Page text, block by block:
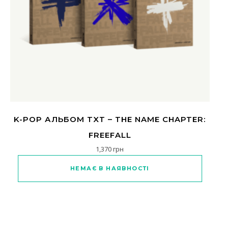
K-POP АЛЬБОМ TXT – THE NAME CHAPTER:
FREEFALL
1,370грн
НЕМАЄ В НАЯВНОСТІ